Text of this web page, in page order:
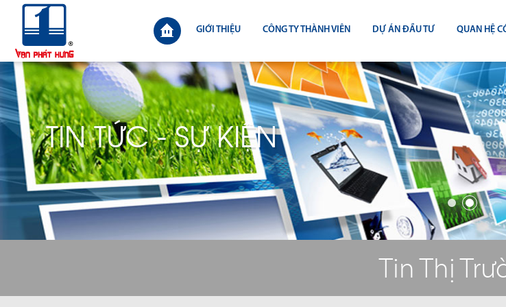
GIỚI THIỆU CÔNG TY THÀNH VIÊN DỰ ÁN ĐẦU TƯ QUAN HỆ
CÔNG
ĐẠI HỘI
BÁO
BÁO
BÁO
TIN TỨC - SỰ KIỆN
Tin Thị